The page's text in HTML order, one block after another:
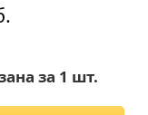
за 1 шт.